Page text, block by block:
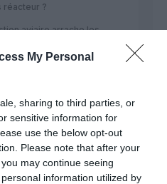
My Personal
sharing to third parties, or
sensitive information for
use the below opt-out
Please note that after your
may continue seeing
information utilized by
réacteur ?
aviaire arrache les
25 mai 2013 - 8 h 18 min
et le côté PRO des pilotes,